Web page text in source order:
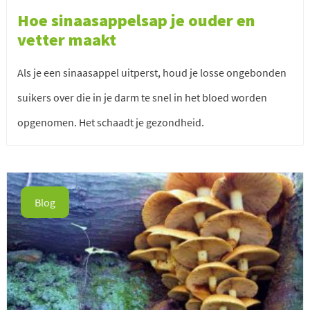
Hoe sinaasappelsap je ouder en
vetter maakt
Als je een sinaasappel uitperst, houd je losse ongebonden
suikers over die in je darm te snel in het bloed worden
opgenomen. Het schaadt je gezondheid.
Blog